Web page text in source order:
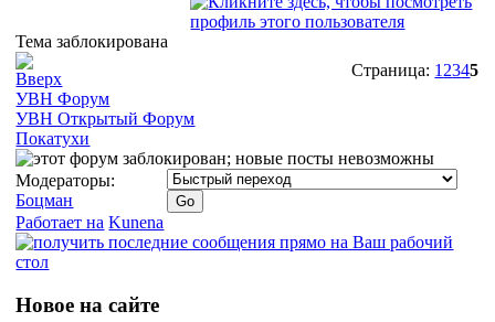
Тема заблокирована
Страница: 1 2345
УВН Форум
УВН Открытый Форум
Покатухи
Модераторы:
Боцман
Работает на Kunena
Новое на сайте